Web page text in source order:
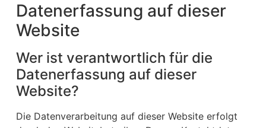
Datenerfassung auf dieser
Website
Wer ist verantwortlich für die
Datenerfassung auf dieser
Website?
Die Datenverarbeitung auf dieser Website erfolgt